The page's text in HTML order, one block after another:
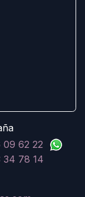
09 62 22
34 78 14